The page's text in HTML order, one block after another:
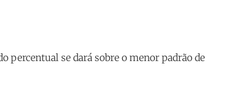
percentual se dará sobre o menor padrão de